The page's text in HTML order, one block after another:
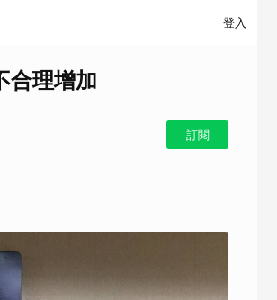
登入
合理增加
訂閱